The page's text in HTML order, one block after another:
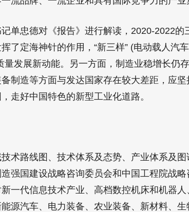
忠德对《报告》进行解读，2020-2022的
了定海神针的作用，“新三样” (电动载人汽
发展新动能。另一方面，制造业稳增长仍
制造等方面与发达国家存在较大差距，应
走好中国特色的新型工业化道路。
路线图、技术体系及态势、产业体系及图
强国建设战略咨询委员会和中国工程院战
一代信息技术产业、高档数控机床和机器人
源汽车、电力装备、农业装备、新材料、